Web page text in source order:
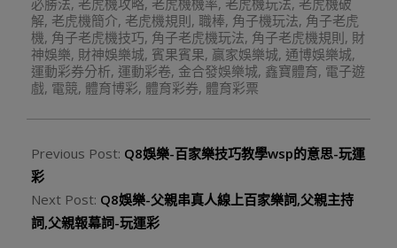
必勝法, 老虎機攻略, 老虎機機率, 老虎機玩法, 老虎機破
解, 老虎機簡介, 老虎機規則, 職棒, 角子機玩法, 角子老虎
機, 角子老虎機技巧, 角子老虎機玩法, 角子老虎機規則, 財
神娛樂, 財神娛樂城, 賓果賓果, 贏家娛樂城, 通博娛樂城,
運動彩券分析, 運動彩卷, 金合發娛樂城, 鑫寶體育, 電子遊
戲, 電競, 體育博彩, 體育彩券, 體育彩票
Previous Post: Q8娛樂-百家樂技巧教學wsp的意思-玩運
彩
Next Post: Q8娛樂-父親串真人線上百家樂詞,父親主持
詞,父親報幕詞-玩運彩